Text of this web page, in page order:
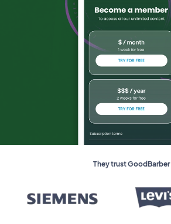
They trust GoodBarber